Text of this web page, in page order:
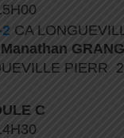
CA
PIERR
C